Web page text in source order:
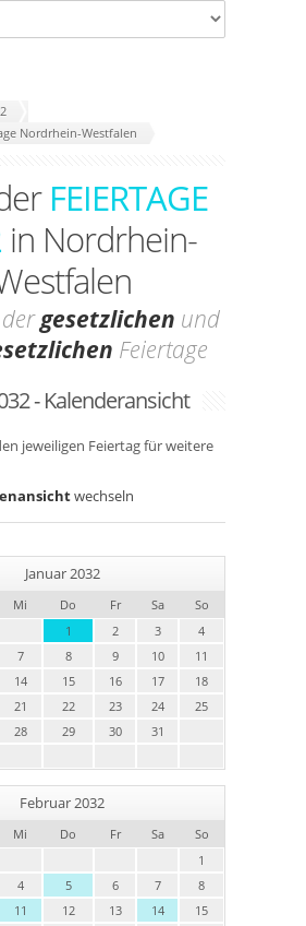
Nordrhein-Westfalen
FEIERTAGE
in Nordrhein-
gesetzlichen und
Feiertage
- Kalenderansicht
jeweiligen Feiertag für weitere
wechseln
Januar 2032
Mi Do Fr Sa
So
1
2 3
4
7 8 9 10
11
14 15 16 17
18
21 22 23 24
25
28 29 30 31
Februar 2032
Mi Do Fr Sa
So
1
4 5 6 7
8
11 12 13 14
15